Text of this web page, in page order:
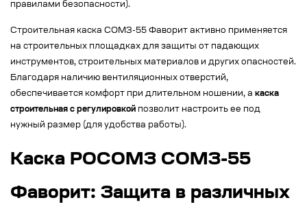
правилами безопасности).
Строительная каска СОМЗ-55 Фаворит активно применяется
на строительных площадках для защиты от падающих
инструментов, строительных материалов и других опасностей.
Благодаря наличию вентиляционных отверстий,
обеспечивается комфорт при длительном ношении, а каска
строительная с регулировкой позволит настроить ее под
нужный размер (для удобства работы).
Каска РОСОМЗ СОМЗ-55
Фаворит: Защита в различных